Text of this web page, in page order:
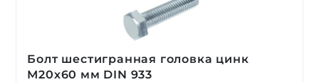
Болт шестигранная головка цинк
М20х60 мм DIN 933